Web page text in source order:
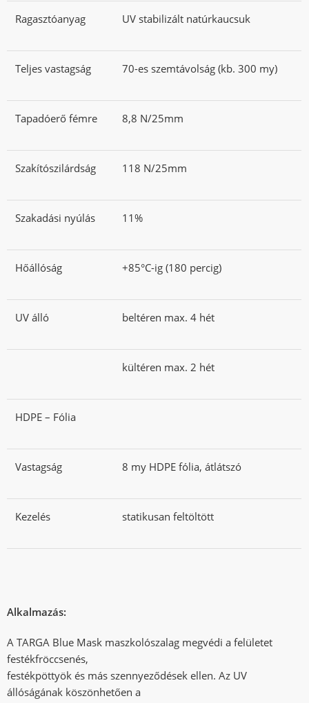
Ragasztóanyag UV stabilizált natúrkaucsuk
Teljes vastagság 70-es szemtávolság (kb. 300 my)
Tapadóerő fémre 8,8 N/25mm
Szakítószilárdság 118 N/25mm
Szakadási nyúlás 11%
Hőállóság +85°C-ig (180 percig)
UV álló beltéren max. 4 hét
kültéren max. 2 hét
HDPE – Fólia
Vastagság 8 my HDPE fólia, átlátszó
Kezelés statikusan feltöltött
Alkalmazás:
A TARGA Blue Mask maszkolószalag megvédi a felületet
festékfröccsenés,
festékpöttyök és más szennyeződések ellen. Az UV
állóságának köszönhetően a